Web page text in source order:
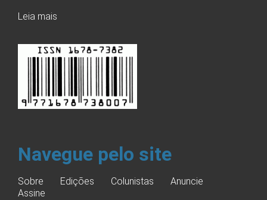
Leia mais
Navegue pelo site
Sobre Edições Colunistas
Anuncie
Assine